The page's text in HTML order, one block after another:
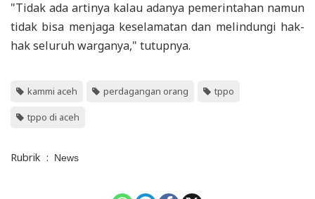
"Tidak ada artinya kalau adanya pemerintahan namun
tidak bisa menjaga keselamatan dan melindungi hak-
hak seluruh warganya," tutupnya.
kammi aceh perdagangan orang tppo
tppo di aceh
Rubrik : News